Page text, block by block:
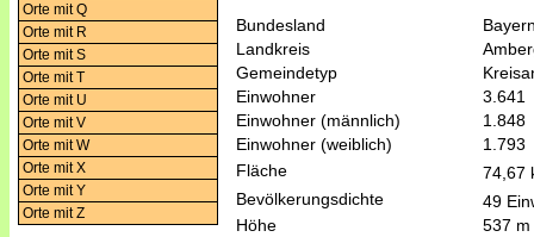
Orte mit Q
Orte mit R
Orte mit S
Orte mit T
Orte mit U
Orte mit V
Orte mit W
Orte mit X
Orte mit Y
Orte mit Z
Bundesland
Landkreis
Gemeindetyp
Einwohner
3.641
Einwohner (männlich)
1.848
Einwohner (weiblich)
1.793
Fläche
74,67
Bevölkerungsdichte
49
Höhe
537 m